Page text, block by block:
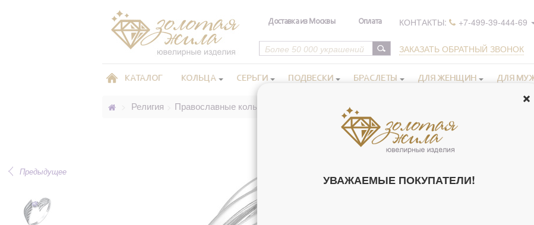
Доставка из Москвы Оплата КОНТАКТЫ: +7-499-39-444-69
ЗАКАЗАТЬ ОБРАТНЫЙ ЗВОНОК
КАТАЛОГ КОЛЬЦА СЕРЬГИ ПОДВЕСКИ БРАСЛЕТЫ ДЛЯ ЖЕНЩИН ДЛЯ
Религия Православные кольца серебряные Кольцо "Семья" из серебра 925 пробы
Предыдущее
КОЛЬЦО
ПРОБЫ (АРТ.
УВАЖАЕМЫЕ ПОКУПАТЕЛИ!